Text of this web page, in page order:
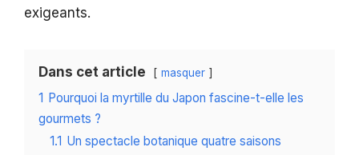
exigeants.
Dans cet article masquer
1 Pourquoi la myrtille du Japon fascine-t-elle les
gourmets ?
1.1 Un spectacle botanique quatre saisons